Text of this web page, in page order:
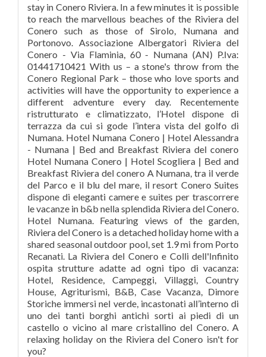
stay in Conero Riviera. In a few minutes it is possible
to reach the marvellous beaches of the Riviera del
Conero such as those of Sirolo, Numana and
Portonovo. Associazione Albergatori Riviera del
Conero - Via Flaminia, 60 - Numana (AN) P.Iva:
01441710421 With us – a stone's throw from the
Conero Regional Park – those who love sports and
activities will have the opportunity to experience a
different adventure every day. Recentemente
ristrutturato e climatizzato, l’Hotel dispone di
terrazza da cui si gode l’intera vista del golfo di
Numana. Hotel Numana Conero | Hotel Alessandra
- Numana | Bed and Breakfast Riviera del conero
Hotel Numana Conero | Hotel Scogliera | Bed and
Breakfast Riviera del conero A Numana, tra il verde
del Parco e il blu del mare, il resort Conero Suites
dispone di eleganti camere e suites per trascorrere
le vacanze in b&b nella splendida Riviera del Conero.
Hotel Numana. Featuring views of the garden,
Riviera del Conero is a detached holiday home with a
shared seasonal outdoor pool, set 1.9 mi from Porto
Recanati. La Riviera del Conero e Colli dell'Infinito
ospita strutture adatte ad ogni tipo di vacanza:
Hotel, Residence, Campeggi, Villaggi, Country
House, Agriturismi, B&B, Case Vacanza, Dimore
Storiche immersi nel verde, incastonati all’interno di
uno dei tanti borghi antichi sorti ai piedi di un
castello o vicino al mare cristallino del Conero. A
relaxing holiday on the Riviera del Conero isn't for
you?